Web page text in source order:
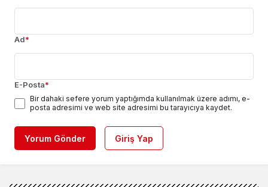
Ad*
E-Posta*
Bir dahaki sefere yorum yaptığımda kullanılmak üzere adımı, e-
posta adresimi ve web site adresimi bu tarayıcıya kaydet.
Yorum Gönder Giriş Yap